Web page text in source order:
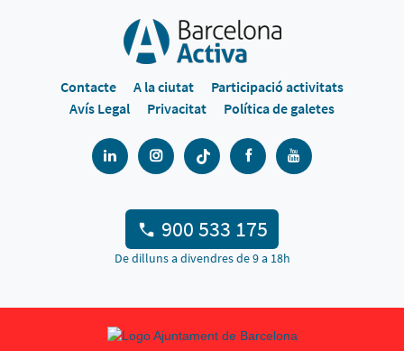
Contacte A la ciutat
Participació activitats
Avís Legal
Privacitat Política de galetes
900 533 175
De dilluns a divendres de 9 a 18h